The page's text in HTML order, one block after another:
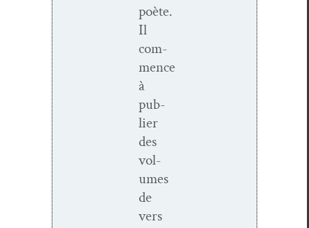
poète.
Il
com­
mence
à
pub­
li­er
des
vol­
umes
de
vers